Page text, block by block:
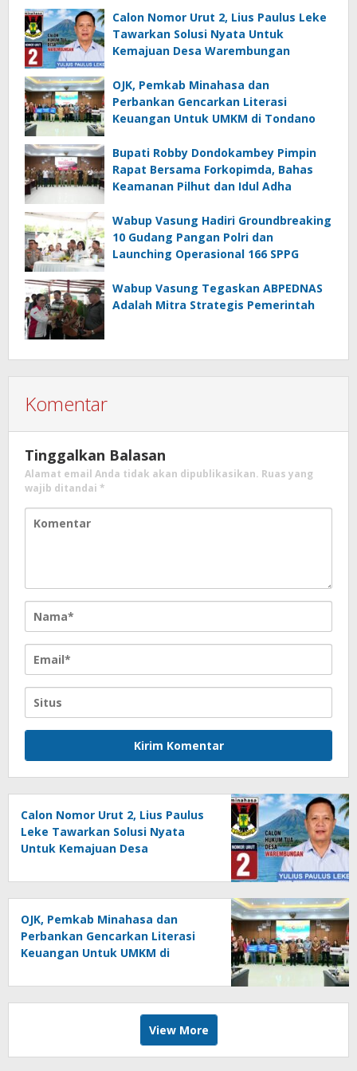
Calon Nomor Urut 2, Lius Paulus Leke
Tawarkan Solusi Nyata Untuk
Kemajuan Desa Warembungan
OJK, Pemkab Minahasa dan
Perbankan Gencarkan Literasi
Keuangan Untuk UMKM di Tondano
Bupati Robby Dondokambey Pimpin
Rapat Bersama Forkopimda, Bahas
Keamanan Pilhut dan Idul Adha
Wabup Vasung Hadiri Groundbreaking
10 Gudang Pangan Polri dan
Launching Operasional 166 SPPG
Wabup Vasung Tegaskan ABPEDNAS
Adalah Mitra Strategis Pemerintah
Komentar
Tinggalkan Balasan
Alamat email Anda tidak akan dipublikasikan. Ruas yang
wajib ditandai *
Calon Nomor Urut 2, Lius Paulus
Leke Tawarkan Solusi Nyata
Untuk Kemajuan Desa
OJK, Pemkab Minahasa dan
Perbankan Gencarkan Literasi
Keuangan Untuk UMKM di
View More